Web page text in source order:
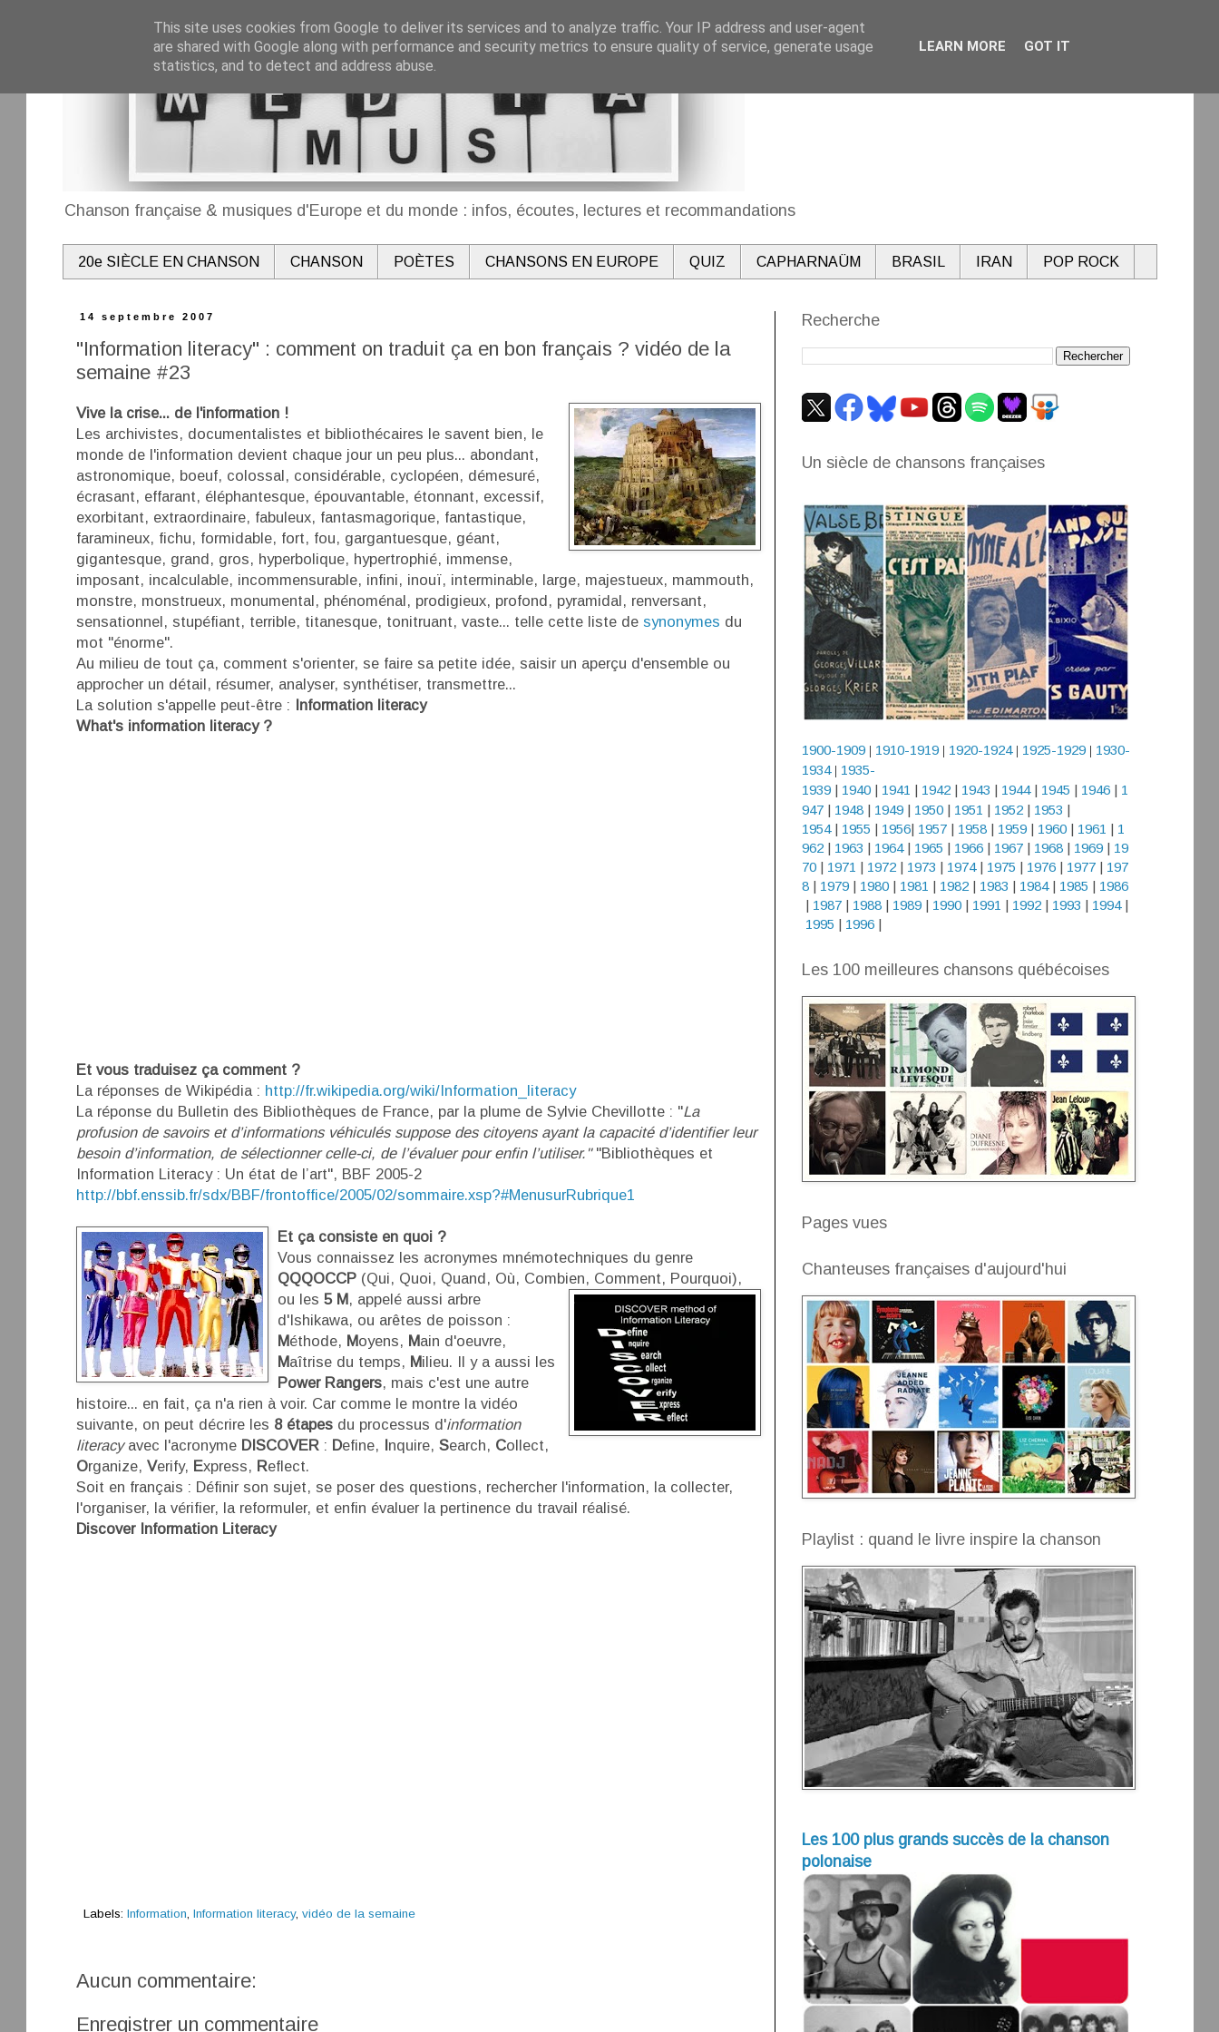
Chanson française & musiques d'Europe et du monde : infos, écoutes, lectures et recommandations
20e SIÈCLE EN CHANSON CHANSON POÈTES CHANSONS EN EUROPE QUIZ CAPHARNAÜM BRASIL IRAN POP ROCK
14 septembre 2007
"Information literacy" : comment on traduit ça en bon français ? vidéo de la
semaine #23
Vive la crise... de l'information !
Les archivistes, documentalistes et bibliothécaires le savent bien, le
monde de l'information devient chaque jour un peu plus... abondant,
astronomique, boeuf, colossal, considérable, cyclopéen, démesuré,
écrasant, effarant, éléphantesque, épouvantable, étonnant, excessif,
exorbitant, extraordinaire, fabuleux, fantasmagorique, fantastique,
faramineux, fichu, formidable, fort, fou, gargantuesque, géant,
gigantesque, grand, gros, hyperbolique, hypertrophié, immense,
imposant, incalculable, incommensurable, infini, inouï, interminable, large, majestueux, mammouth,
monstre, monstrueux, monumental, phénoménal, prodigieux, profond, pyramidal, renversant,
sensationnel, stupéfiant, terrible, titanesque, tonitruant, vaste... telle cette liste de synonymes du
mot "énorme".
Au milieu de tout ça, comment s'orienter, se faire sa petite idée, saisir un aperçu d'ensemble ou
approcher un détail, résumer, analyser, synthétiser, transmettre...
La solution s'appelle peut-être : Information literacy
What's information literacy ?
Et vous traduisez ça comment ?
La réponses de Wikipédia : http://fr.wikipedia.org/wiki/Information_literacy
La réponse du Bulletin des Bibliothèques de France, par la plume de Sylvie Chevillotte : "La
profusion de savoirs et d’informations véhiculés suppose des citoyens ayant la capacité d’identifier leur
besoin d’information, de sélectionner celle-ci, de l’évaluer pour enfin l’utiliser." "Bibliothèques et
Information Literacy : Un état de l’art", BBF 2005-2
http://bbf.enssib.fr/sdx/BBF/frontoffice/2005/02/sommaire.xsp?#MenusurRubrique1
Et ça consiste en quoi ?
Vous connaissez les acronymes mnémotechniques du genre
QQQOCCP(Qui, Quoi, Quand, Où, Combien, Comment, Pourquoi),
ou les 5 M, appelé aussi arbre
d'Ishikawa, ou arêtes de poisson :
Méthode, Moyens, Main d'oeuvre,
Maîtrise du temps, Milieu. Il y a aussi les
Power Rangers, mais c'est une autre
histoire... en fait, ça n'a rien à voir. Car comme le montre la vidéo
suivante, on peut décrire les 8 étapesdu processus d'information
literacyavec l'acronyme DISCOVER: Define, Inquire, Search, Collect,
Organize, Verify, Express, Reflect.
Soit en français : Définir son sujet, se poser des questions, rechercher l'information, la collecter,
l'organiser, la vérifier, la reformuler, et enfin évaluer la pertinence du travail réalisé.
Discover Information Literacy
Labels: Information Information literacy, vidéo de la semaine
Aucun commentaire:
Enregistrer un commentaire
Recherche
Un siècle de chansons françaises
1900-1909| 1910-1919| 1920-1924| 1925-1929| 1930-
1934| 1935-
1939 | 1940| 1941 | 1942| 1943 | 1944 | 1945 | 1946 | 1
947 | 1948 | 1949 | 1950 | 1951 | 1952 | 1953 |
1954| 1955 | 1956| 1957| 1958| 1959| 1960| 1961 | 1
962| 1963 | 1964| 1965 | 1966 | 1967| 1968| 1969| 19
70| 1971 | 1972| 1973 | 1974| 1975 | 1976| 1977| 197
8| 1979| 1980| 1981 | 1982| 1983 | 1984| 1985 | 1986
| 1987| 1988| 1989| 1990| 1991 | 1992| 1993 | 1994|
1995 | 1996|
Les 100 meilleures chansons québécoises
Pages vues
Chanteuses françaises d'aujourd'hui
Playlist : quand le livre inspire la chanson
Les 100 plus grands succès de la chanson
polonaise
This site uses cookies from Google to deliver its services and to analyze traffic. Your IP address and user-agent
are shared with Google along with performance and security metrics to ensure quality of service, generate usage
statistics, and to detect and address abuse.
LEARN MORE GOT IT